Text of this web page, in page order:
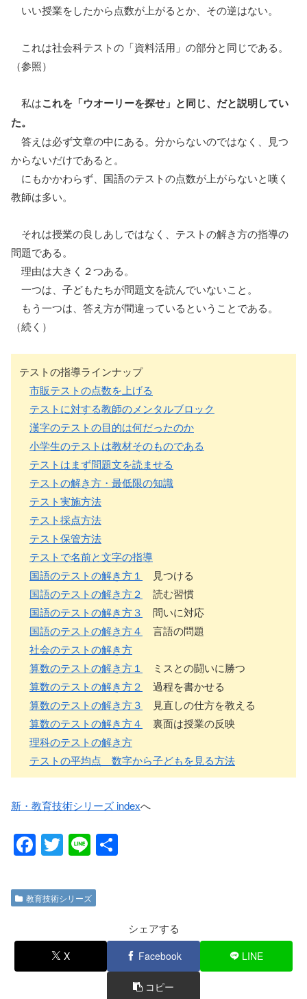
いい授業をしたから点数が上がるとか、その逆はない。
これは社会科テストの「資料活用」の部分と同じである。
（参照）
私はこれを「ウオーリーを探せ」と同じ、だと説明してい
た。
答えは必ず文章の中にある。分からないのではなく、見つ
からないだけであると。
にもかかわらず、国語のテストの点数が上がらないと嘆く
教師は多い。
それは授業の良しあしではなく、テストの解き方の指導の
問題である。
理由は大きく２つある。
一つは、子どもたちが問題文を読んでいないこと。
もう一つは、答え方が間違っているということである。
（続く）
テストの指導ラインナップ
市販テストの点数を上げる
テストに対する教師のメンタルブロック
漢字のテストの目的は何だったのか
小学生のテストは教材そのものである
テストはまず問題文を読ませる
テストの解き方・最低限の知識
テスト実施方法
テスト採点方法
テスト保管方法
テストで名前と文字の指導
国語のテストの解き方１
見つける
国語のテストの解き方２
読む習慣
国語のテストの解き方３
問いに対応
国語のテストの解き方４
言語の問題
社会のテストの解き方
算数のテストの解き方１
ミスとの闘いに勝つ
算数のテストの解き方２
過程を書かせる
算数のテストの解き方３
見直しの仕方を教える
算数のテストの解き方４
裏面は授業の反映
理科のテストの解き方
テストの平均点 数字から子どもを見る方法
新・教育技術シリーズ indexへ
F
c
e
b
o
T
tt
er
Li
e
教育技術シリーズ
シェアする
X Facebook LINE
コピー